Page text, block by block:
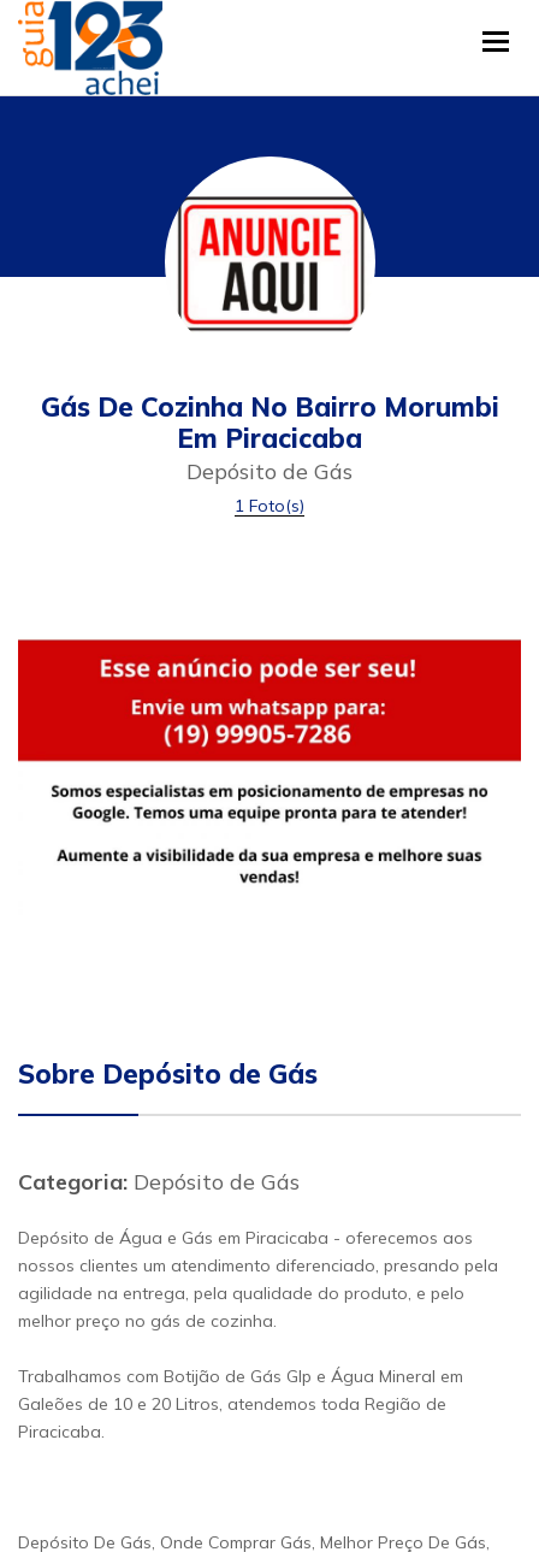
Gás De Cozinha No Bairro Morumbi
Em Piracicaba
Depósito de Gás
1 Foto(s)
Sobre Depósito de Gás
Categoria: Depósito de Gás
Depósito de Água e Gás em Piracicaba - oferecemos aos
nossos clientes um atendimento diferenciado, presando pela
agilidade na entrega, pela qualidade do produto, e pelo
melhor preço no gás de cozinha.
Trabalhamos com Botijão de Gás Glp e Água Mineral em
Galeões de 10 e 20 Litros, atendemos toda Região de
Piracicaba.
Depósito De Gás, Onde Comprar Gás, Melhor Preço De Gás,